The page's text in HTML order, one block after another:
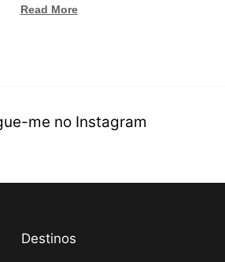
Read More
me no Instagram
Destinos